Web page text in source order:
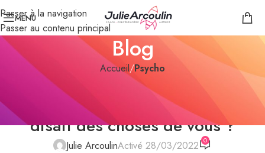
Passer à la navigation
Passer au contenu principal
MENU
Blog
Accueil/Psycho
PSYCHO
Tout le monde m’énerve | Et si ça
disait des choses de vous ?
Julie ArcoulinActivé 28/03/2022 0